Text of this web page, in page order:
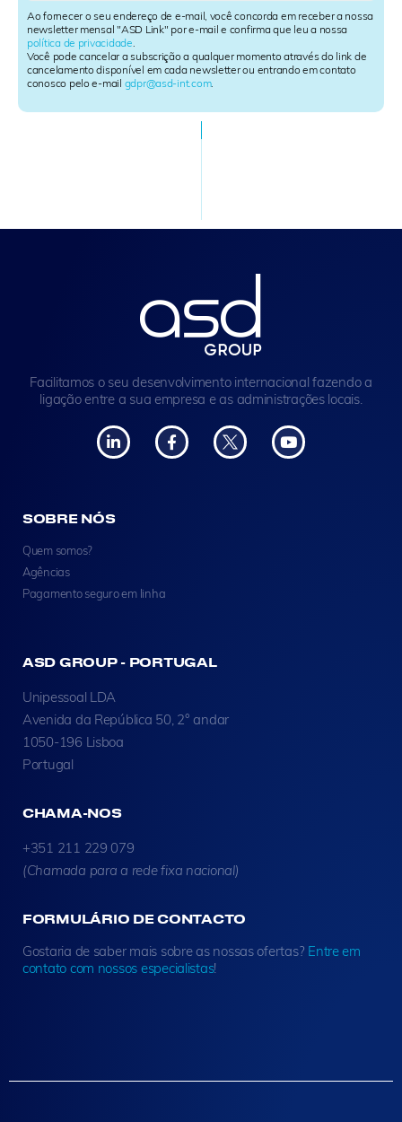
l
e
t
t
e
S
Ao fornecer o seu endereço de e-mail, você concorda em receber a nossa
newsletter mensal "ASD Link" por e-mail e confirma que leu a nossa
política de privacidade
Você pode cancelar a subscrição a qualquer momento através do link de
cancelamento disponível em cada newsletter ou entrando em contato
conosco pelo e-mail gdpr@asd-int.com.
Facilitamos o seu desenvolvimento internacional fazendo a
ligação entre a sua empresa e as administrações locais.
SOBRE NÓS
Quem somos?
Agências
Pagamento seguro em linha
ASD GROUP - PORTUGAL
Unipessoal LDA
Avenida da República 50, 2° andar
1050-196 Lisboa
Portugal
CHAMA-NOS
+351 211 229 079
(Chamada para a rede fixa nacional)
FORMULÁRIO DE CONTACTO
Gostaria de saber mais sobre as nossas ofertas? Entre em
contato com nossos especialistas!